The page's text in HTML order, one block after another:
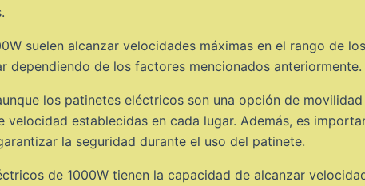
suelen alcanzar velocidades máximas en el rango de
dependiendo de los factores mencionados anteriormente.
los patinetes eléctricos son una opción de
velocidad establecidas en cada lugar. Además, es
la seguridad durante el uso del patinete.
de 1000W tienen la capacidad de alcanzar